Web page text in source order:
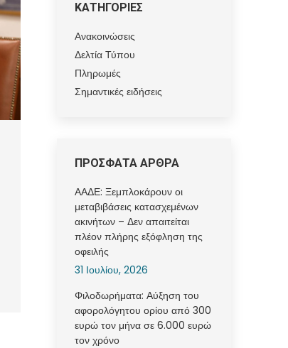
ΚΑΤΗΓΟΡΙΕΣ
Ανακοινώσεις
Δελτία Τύπου
Πληρωμές
Σημαντικές ειδήσεις
ΠΡΟΣΦΑΤΑ ΑΡΘΡΑ
ΑΑΔΕ: Ξεμπλοκάρουν οι
μεταβιβάσεις κατασχεμένων
ακινήτων – Δεν απαιτείται
πλέον πλήρης εξόφληση της
οφειλής
31 Ιουλίου, 2026
Φιλοδωρήματα: Αύξηση του
αφορολόγητου ορίου από 300
ευρώ τον μήνα σε 6.000 ευρώ
τον χρόνο